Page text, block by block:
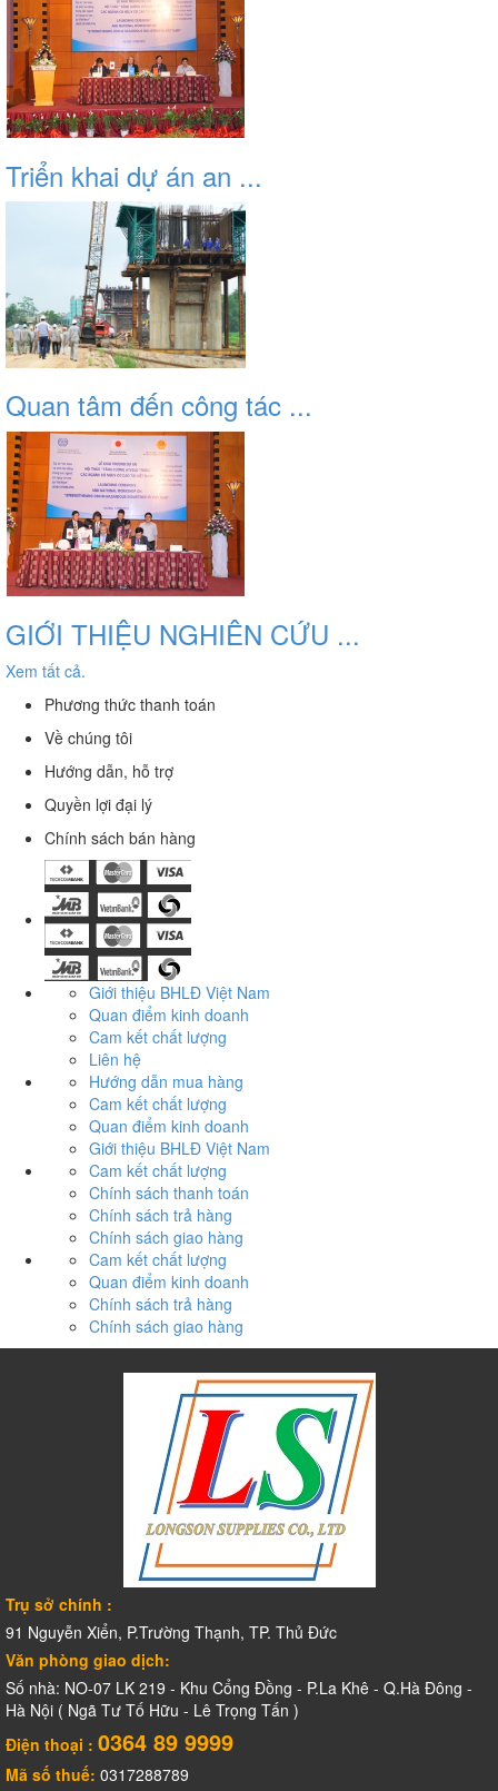
Triển khai dự án an ...
Quan tâm đến công tác ...
GIỚI THIỆU NGHIÊN CỨU ...
Xem tất cả.
Phương thức thanh toán
Về chúng tôi
Hướng dẫn, hỗ trợ
Quyền lợi đại lý
Chính sách bán hàng
Giới thiệu BHLĐ Việt Nam
Quan điểm kinh doanh
Cam kết chất lượng
Liên hệ
Hướng dẫn mua hàng
Cam kết chất lượng
Quan điểm kinh doanh
Giới thiệu BHLĐ Việt Nam
Cam kết chất lượng
Chính sách thanh toán
Chính sách trả hàng
Chính sách giao hàng
Cam kết chất lượng
Quan điểm kinh doanh
Chính sách trả hàng
Chính sách giao hàng
Trụ sở chính :
91 Nguyễn Xiển, P.Trường Thạnh, TP. Thủ Đức
Văn phòng giao dịch:
Số nhà: NO-07 LK 219 - Khu Cổng Đồng - P.La Khê - Q.Hà Đông -
Hà Nội ( Ngã Tư Tố Hữu - Lê Trọng Tấn )
Điện thoại : 0364 89 9999
Mã số thuế: 0317288789